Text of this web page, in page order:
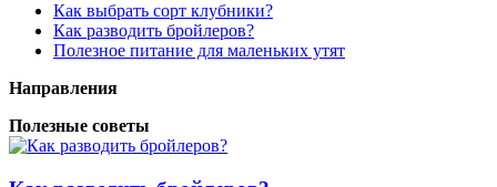
Как выбрать сорт клубники?
Как разводить бройлеров?
Полезное питание для маленьких утят
Направления
Полезные советы